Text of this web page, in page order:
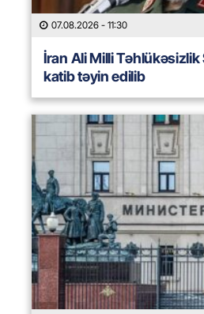
07.08.2026 - 11:30
İran Ali Milli Təhlükəsizlik
katib təyin edilib